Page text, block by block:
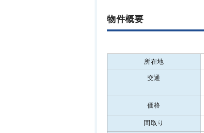
物件概要
所在地
交通
価格
間取り